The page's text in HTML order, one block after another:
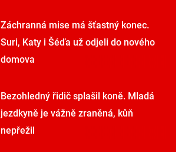
Záchranná mise má šťastný konec.
Suri, Katy i Šéďa už odjeli do nového
domova
Bezohledný řidič splašil koně. Mladá
jezdkyně je vážně zraněná, kůň
nepřežil